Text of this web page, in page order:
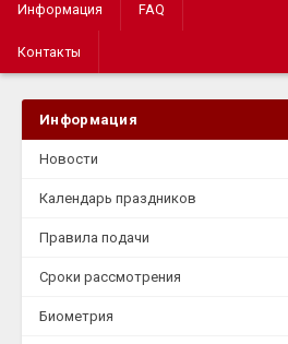
Информация FAQ
Контакты
Информация
Новости
Календарь праздников
Правила подачи
Сроки рассмотрения
Биометрия